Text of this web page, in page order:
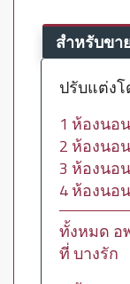
สำหรับขา
ปรับแต่ง
1 ห้องนอ
2 ห้องนอ
3 ห้องนอ
4 ห้องนอ
ทั้งหมด อ
ที่ บางรัก